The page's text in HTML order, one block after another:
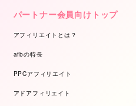
パートナー会員向けトップ
アフィリエイトとは？
afbの特長
PPCアフィリエイト
アドアフィリエイト